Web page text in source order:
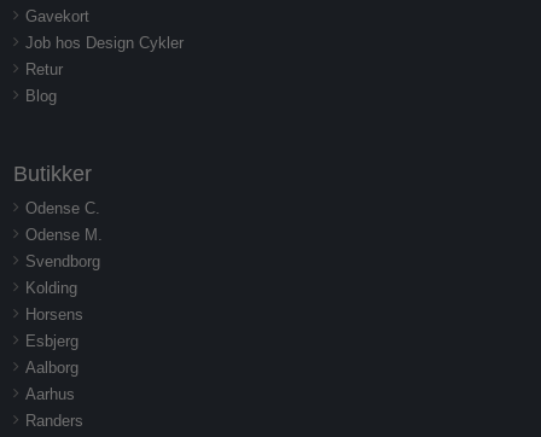
Gavekort
Job hos Design Cykler
Retur
Blog
Butikker
Odense C.
Odense M.
Svendborg
Kolding
Horsens
Esbjerg
Aalborg
Aarhus
Randers